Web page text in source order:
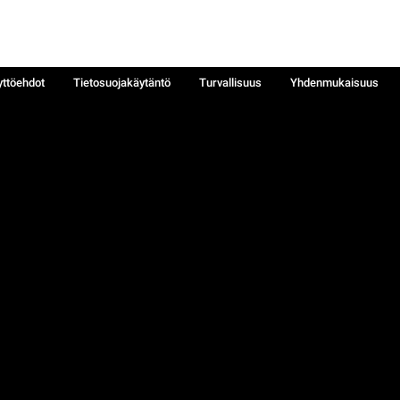
Tietosuojakäytäntö Turvallisuus
Yhdenmukaisuus